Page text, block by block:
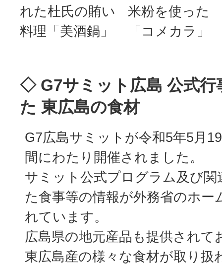
れた杜氏の賄い
料理「美酒鍋」
米粉を使った
「コメカラ」
◇ G7サミット広島 公式行
た 東広島の食材
G7広島サミットが令和5年5月
間にわたり開催されました。
サミット公式プログラム及び関
た食事等の情報が外務省のホー
れています。
広島県の地元産品も提供されて
東広島産の様々な食材が取り扱